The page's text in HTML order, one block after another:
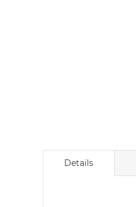
Details